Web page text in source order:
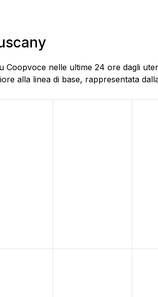
nelle ultime 24 ore dagli
alla linea di base, rappresentata